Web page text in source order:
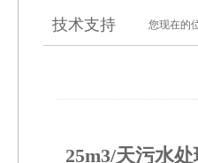
技术支持 您现在的
25m3/天污水